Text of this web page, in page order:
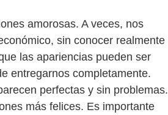
amorosas. A veces, nos
sin conocer realmente
las apariencias pueden ser
entregarnos completamente.
perfectas y sin problemas.
más felices. Es importante